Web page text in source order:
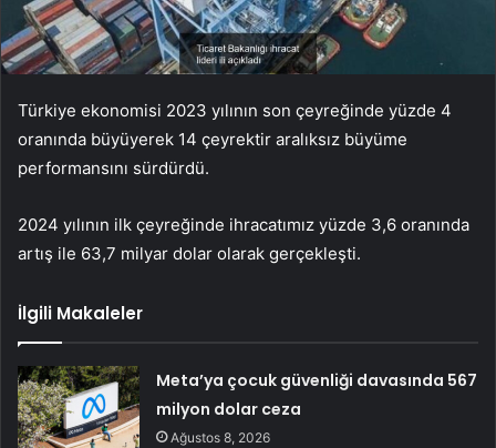
Türkiye ekonomisi 2023 yılının son çeyreğinde yüzde 4
oranında büyüyerek 14 çeyrektir aralıksız büyüme
performansını sürdürdü.
2024 yılının ilk çeyreğinde ihracatımız yüzde 3,6 oranında
artış ile 63,7 milyar dolar olarak gerçekleşti.
İlgili Makaleler
Meta’ya çocuk güvenliği davasında 567
milyon dolar ceza
Ağustos 8, 2026